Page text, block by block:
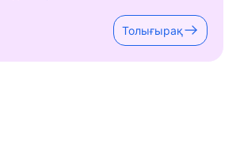
Толығырақ